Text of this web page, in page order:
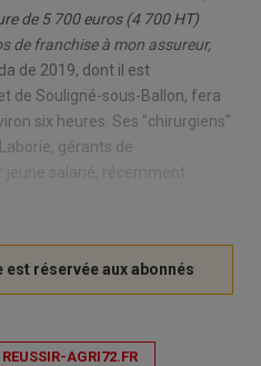
de 5 700 euros (4 700 HT)
de franchise à mon assureur,
de 2019, dont il est
de Souligné-sous-Ballon, fera
six heures. Ses "chirurgiens"
gérants de
jeune salarié, récemment
REUSSIR-AGRI72.FR